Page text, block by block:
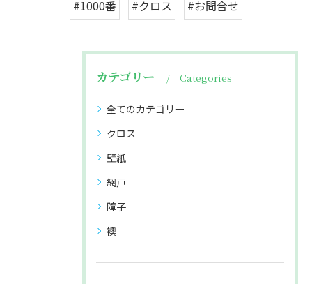
#1000番 #クロス #お問合せ
カテゴリー Categories
全てのカテゴリー
クロス
壁紙
網戸
障子
襖